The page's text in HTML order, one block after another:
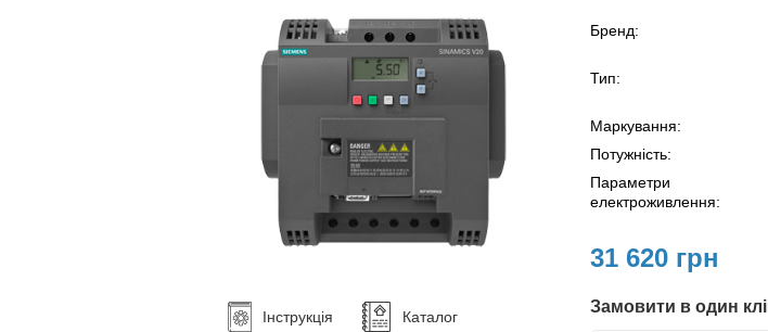
Інструкція Каталог
Бренд:
Тип:
Маркування:
Потужність:
Параметри
електроживлення:
31 620 грн
Замовити в один